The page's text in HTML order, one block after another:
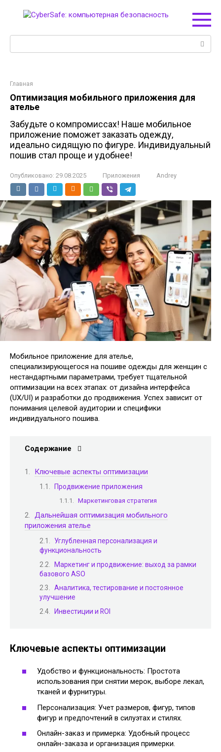
Главная
Оптимизация мобильного приложения для
ателье
Забудьте о компромиссах! Наше мобильное
приложение поможет заказать одежду,
идеально сидящую по фигуре. Индивидуальный
пошив стал проще и удобнее!
Опубликовано: 29.08.2025 Приложения Andrey
Мобильное приложение для ателье,
специализирующегося на пошиве одежды для женщин с
нестандартными параметрами, требует тщательной
оптимизации на всех этапах: от дизайна интерфейса
(UX/UI) и разработки до продвижения. Успех зависит от
понимания целевой аудитории и специфики
индивидуального пошива.
Содержание
Ключевые аспекты оптимизации
Продвижение приложения
Маркетинговая стратегия
Дальнейшая оптимизация мобильного
приложения ателье
Углубленная персонализация и
функциональность
Маркетинг и продвижение: выход за рамки
базового ASO
Аналитика, тестирование и постоянное
улучшение
Инвестиции и ROI
Ключевые аспекты оптимизации
Удобство и функциональность: Простота
использования при снятии мерок, выборе лекал,
тканей и фурнитуры.
Персонализация: Учет размеров, фигур, типов
фигур и предпочтений в силуэтах и стилях.
Онлайн-заказ и примерка: Удобный процесс
онлайн-заказа и организация примерки.